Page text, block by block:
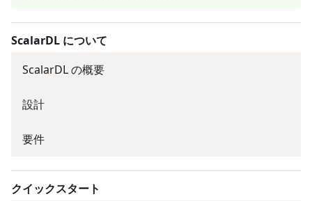
ScalarDL について
ScalarDL の概要
設計
要件
クイックスタート